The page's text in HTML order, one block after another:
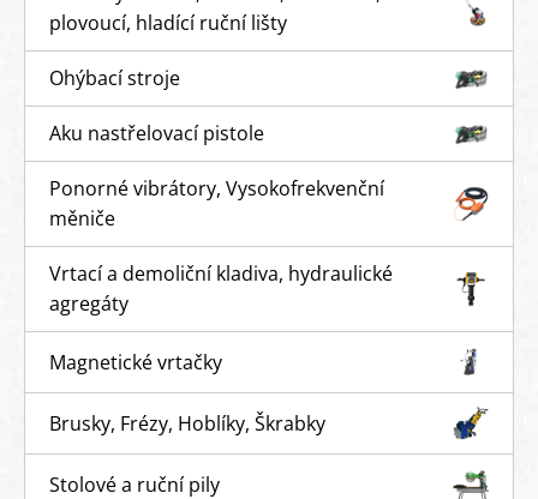
plovoucí, hladící ruční lišty
Ohýbací stroje
Aku nastřelovací pistole
Ponorné vibrátory, Vysokofrekvenční
měniče
Vrtací a demoliční kladiva, hydraulické
agregáty
Magnetické vrtačky
Brusky, Frézy, Hoblíky, Škrabky
Stolové a ruční pily